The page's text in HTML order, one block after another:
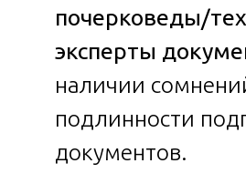
почерковеды/
эксперты
наличии
подлинности
документов.